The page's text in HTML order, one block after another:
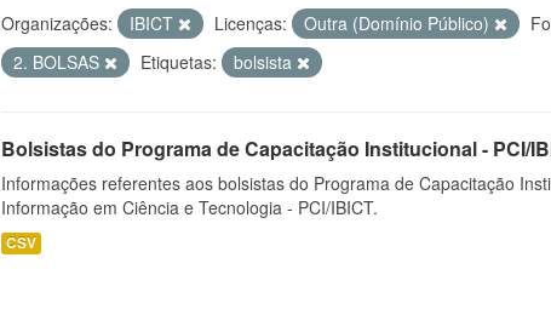
Organizações: IBICT Licenças: Outra (Domínio Público)
2. BOLSAS
Etiquetas: bolsista
Bolsistas do Programa de Capacitação Institucional - PCI/
Informações referentes aos bolsistas do Programa de Capacitação
Informação em Ciência e Tecnologia - PCI/IBICT.
CSV